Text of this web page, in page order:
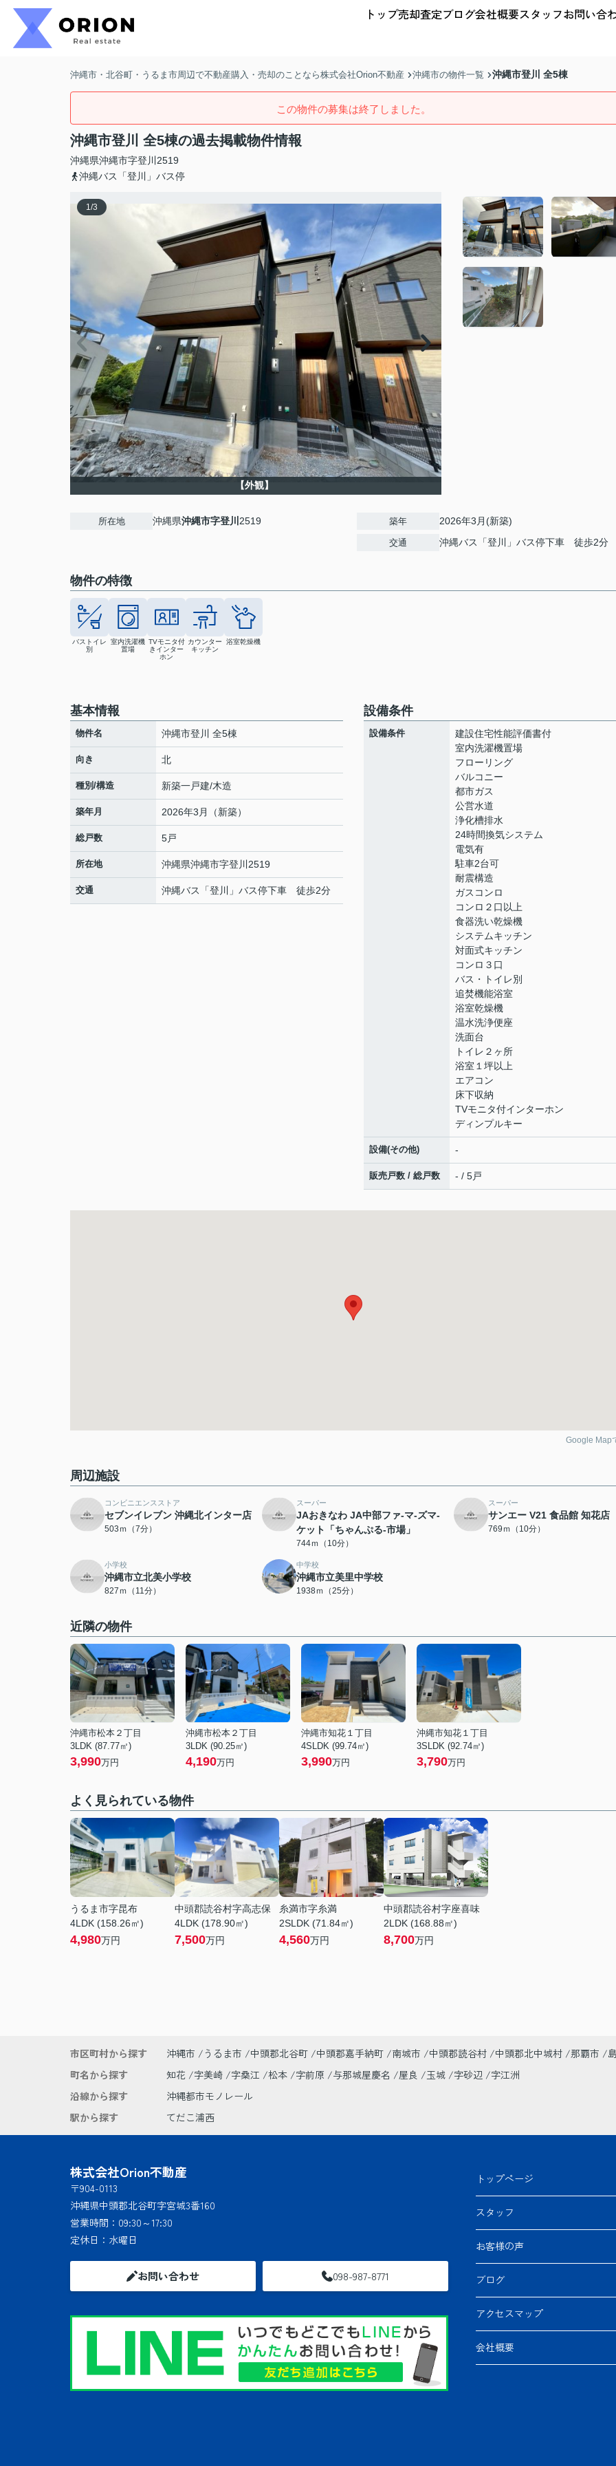
トップ売却査定ブログ会社概要スタッフお問い合
沖縄市・北谷町・うるま市周辺で不動産購入・売却のことなら株式会社Orion不動産 沖縄市の物件一覧 沖縄市登川 全5棟
この物件の募集は終了しました。
沖縄市登川 全5棟の過去掲載物件情報
沖縄県沖縄市字登川2519
沖縄バス「登川」バス停
1 /3
【外観】
所在地 沖縄県沖縄市字登川 2519 築年 2026年3月(新築)
交通 沖縄バス「登川」バス停下車 徒歩2分
物件の特徴
バストイレ
別
室内洗濯機
置場
TVモニタ付
きインター
ホン
カウンター
キッチン
浴室乾燥機
基本情報
物件名 沖縄市登川 全5棟
向き 北
種別/構造 新築一戸建/木造
築年月 2026年3月（新築）
総戸数 5戸
所在地 沖縄県沖縄市字登川2519
交通 沖縄バス「登川」バス停下車 徒歩2分
設備条件
設備条件
建設住宅性能評価書付
室内洗濯機置場
フローリング
バルコニー
都市ガス
公営水道
浄化槽排水
24時間換気システム
電気有
駐車2台可
耐震構造
ガスコンロ
コンロ２口以上
食器洗い乾燥機
システムキッチン
対面式キッチン
コンロ３口
バス・トイレ別
追焚機能浴室
浴室乾燥機
温水洗浄便座
洗面台
トイレ２ヶ所
浴室１坪以上
エアコン
床下収納
TVモニタ付インターホン
ディンプルキー
設備(その他) -
販売戸数 / 総戸数 - / 5戸
Google Map
周辺施設
コンビニエンスストア
セブンイレブン 沖縄北インター店
503ｍ（7分）
スーパー
JAおきなわ JA中部ファ-マ-ズマ-
ケット「ちゃんぷる-市場」
744ｍ（10分）
スーパー
サンエー V21 食品館 知花店
769ｍ（10分）
小学校
沖縄市立北美小学校
827ｍ（11分）
中学校
沖縄市立美里中学校
1938ｍ（25分）
近隣の物件
沖縄市松本２丁目
3LDK (87.77㎡)
3,990万円
沖縄市松本２丁目
3LDK (90.25㎡)
4,190万円
沖縄市知花１丁目
4SLDK (99.74㎡)
3,990万円
沖縄市知花１丁目
3SLDK (92.74㎡)
3,790万円
よく見られている物件
うるま市字昆布
4LDK (158.26㎡)
4,980万円
中頭郡読谷村字高志保
4LDK (178.90㎡)
7,500万円
糸満市字糸満
2SLDK (71.84㎡)
4,560万円
中頭郡読谷村字座喜味
2LDK (168.88㎡)
8,700万円
市区町村から探す 沖縄市 うるま市 中頭郡北谷町 中頭郡嘉手納町 南城市 中頭郡読谷村 中頭郡北中城村 那覇市
町名から探す
知花 字美崎 字桑江 松本 字前原 与那城屋慶名 屋良 玉城 字砂辺
字江洲
沿線から探す
沖縄都市モノレール
駅から探す
てだこ浦西
株式会社Orion不動産
〒904-0113
沖縄県中頭郡北谷町字宮城3番160
営業時間： 09:30～17:30
定休日： 水曜日
お問い合わせ 098-987-8771
トップページ
スタッフ
お客様の声
ブログ
アクセスマップ
会社概要